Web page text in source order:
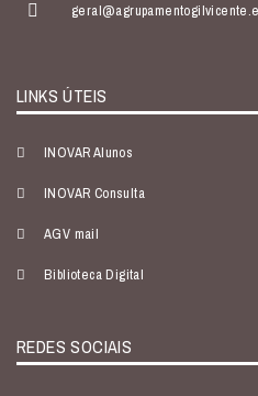
LINKS ÚTEIS
INOVAR Alunos
INOVAR Consulta
AGV mail
Biblioteca Digital
REDES SOCIAIS